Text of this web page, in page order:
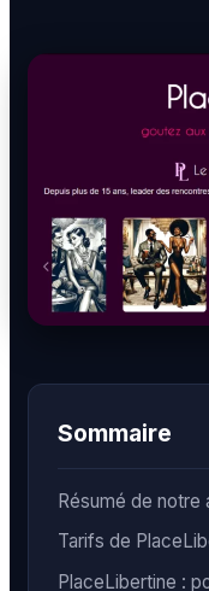
Qui Sommes-Nous
Sommaire
Résumé de notre
Tarifs de
PlaceLibertine :